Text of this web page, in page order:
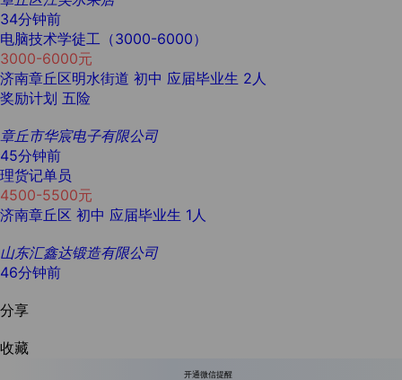
34分钟前
电脑技术学徒工（3000-6000）
3000-6000元
济南章丘区明水街道 初中 应届毕业生 2人
奖励计划 五险
章丘市华宸电子有限公司
45分钟前
理货记单员
4500-5500元
济南章丘区 初中 应届毕业生 1人
山东汇鑫达锻造有限公司
46分钟前
分享
收藏
开通微信提醒